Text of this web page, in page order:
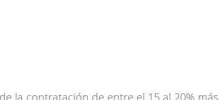
la contratación de entre el 15 al 20% más